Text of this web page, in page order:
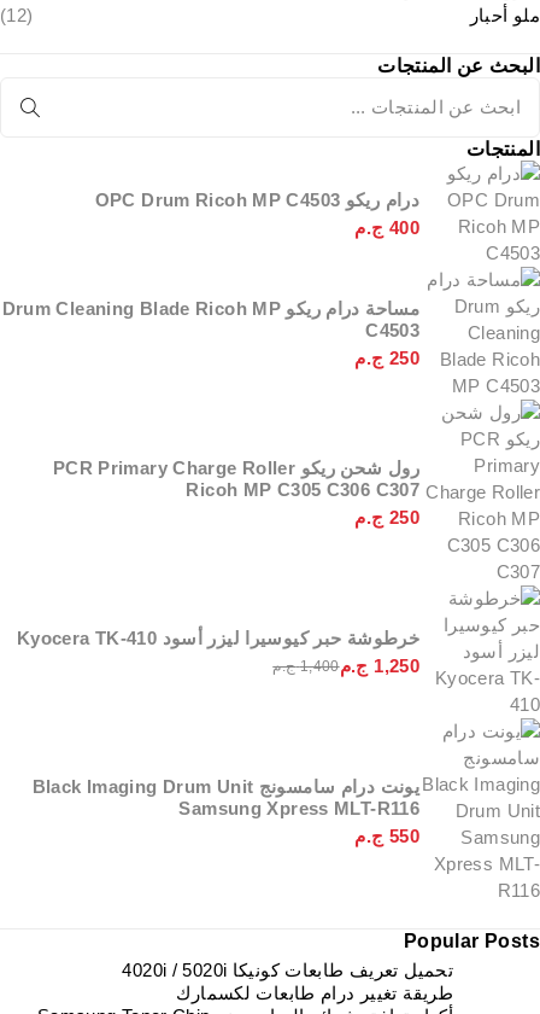
ملو أحبار
(12)
البحث عن المنتجات
المنتجات
درام ريكو OPC Drum Ricoh MP C4503
400 ج.م
مساحة درام ريكو Drum Cleaning Blade Ricoh MP
C4503
250 ج.م
رول شحن ريكو PCR Primary Charge Roller
Ricoh MP C305 C306 C307
250 ج.م
خرطوشة حبر كيوسيرا ليزر أسود Kyocera TK-410
1,400 ج.م 1,250 ج.م
يونت درام سامسونج Black Imaging Drum Unit
Samsung Xpress MLT-R116
550 ج.م
Popular Posts
تحميل تعريف طابعات كونيكا 4020i / 5020i
طريقة تغيير درام طابعات لكسمارك